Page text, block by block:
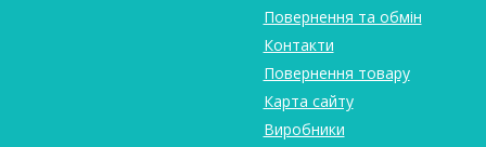
Повернення та обмін
Контакти
Повернення товару
Карта сайту
Виробники